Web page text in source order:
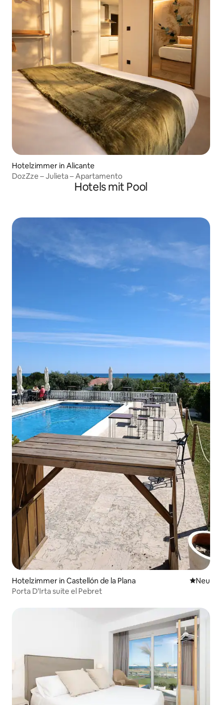
Hotelzimmer in Alicante
DozZze – Julieta – Apartamento
Hotels mit Pool
Hotelzimmer in Castellón de la Plana Neue
Neu
Porta D'Irta suite el Pebret